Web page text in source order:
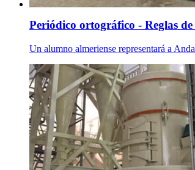
Periódico ortográfico - Reglas
Un alumno almeriense representará a